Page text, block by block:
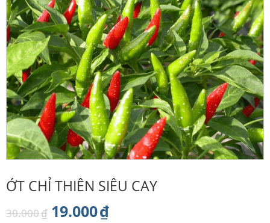
ỚT CHỈ THIÊN SIÊU CAY
30.000₫ Giá
19.000₫Giá